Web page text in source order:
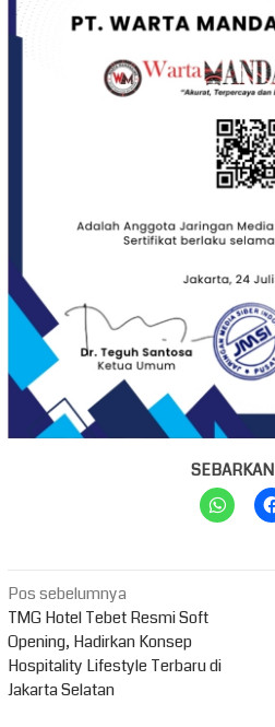
SEBARKAN
Navigasi
pos
Pos sebelumnya
TMG Hotel Tebet Resmi Soft
Opening, Hadirkan Konsep
Hospitality Lifestyle Terbaru di
Jakarta Selatan